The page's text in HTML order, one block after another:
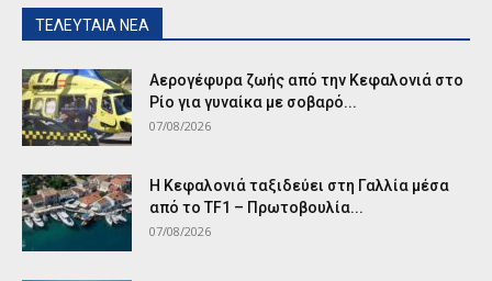
ΤΕΛΕΥΤΑΙΑ ΝΕΑ
Αερογέφυρα ζωής από την Κεφαλονιά στο
Ρίο για γυναίκα με σοβαρό...
07/08/2026
Η Κεφαλονιά ταξιδεύει στη Γαλλία μέσα
από το TF1 – Πρωτοβουλία...
07/08/2026